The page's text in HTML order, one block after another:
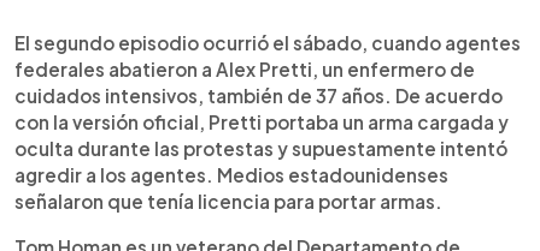
El segundo episodio ocurrió el sábado, cuando agentes
federales abatieron a Alex Pretti, un enfermero de
cuidados intensivos, también de 37 años. De acuerdo
con la versión oficial, Pretti portaba un arma cargada y
oculta durante las protestas y supuestamente intentó
agredir a los agentes. Medios estadounidenses
señalaron que tenía licencia para portar armas.